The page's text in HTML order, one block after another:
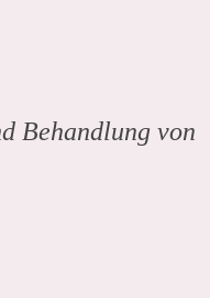
Behandlung von